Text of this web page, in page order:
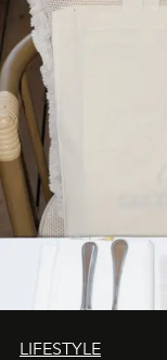
sürükleyici ve
LIFESTYLE